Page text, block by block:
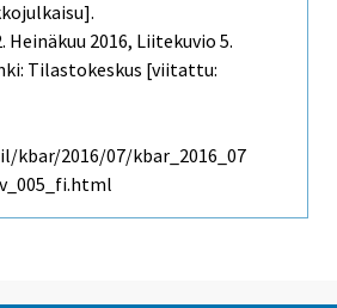
Heinäkuu 2016, Liitekuvio 5.
Tilastokeskus [viitattu:
2016/07/kbar_2016_07